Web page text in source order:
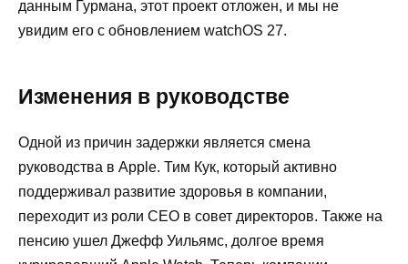
данным Гурмана, этот проект отложен, и мы не
увидим его с обновлением watchOS 27.
Изменения в руководстве
Одной из причин задержки является смена
руководства в Apple. Тим Кук, который активно
поддерживал развитие здоровья в компании,
переходит из роли CEO в совет директоров. Также на
пенсию ушел Джефф Уильямс, долгое время